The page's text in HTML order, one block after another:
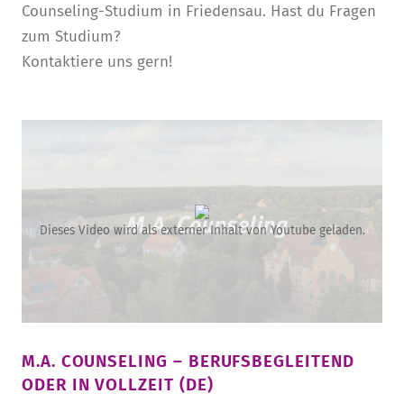
Counseling-Studium in Friedensau. Hast du Fragen
zum Studium?
Kontaktiere uns gern!
Dieses Video wird als externer Inhalt von Youtube geladen.
M.A. COUNSELING – BERUFSBEGLEITEND
ODER IN VOLLZEIT (DE)